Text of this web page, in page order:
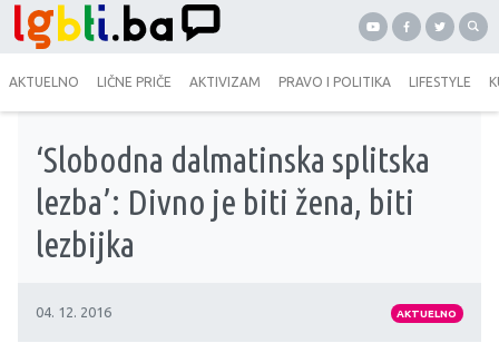
AKTUELNO LIČNE PRIČE AKTIVIZAM PRAVO I POLITIKA LIFESTYLE
‘Slobodna dalmatinska splitska
lezba’: Divno je biti žena, biti
lezbijka
04. 12. 2016 AKTUELNO